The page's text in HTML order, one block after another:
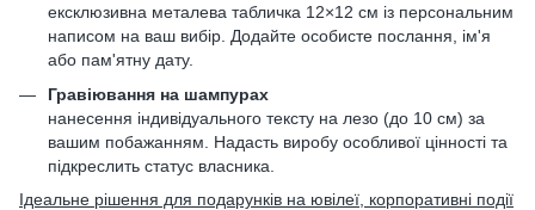
ексклюзивна металева табличка 12×12 см із персональним
написом на ваш вибір. Додайте особисте послання, ім'я
або пам'ятну дату.
Гравіювання на шампурах
нанесення індивідуального тексту на лезо (до 10 см) за
вашим побажанням. Надасть виробу особливої цінності та
підкреслить статус власника.
Ідеальне рішення для подарунків на ювілеї, корпоративні події